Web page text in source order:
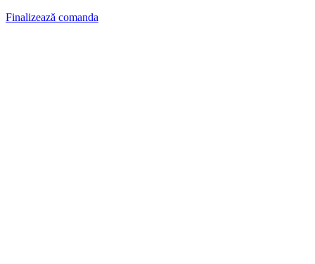
Finalizează comanda